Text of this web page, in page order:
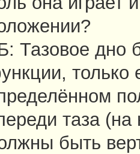
Тазовое дно
только
таза
быть